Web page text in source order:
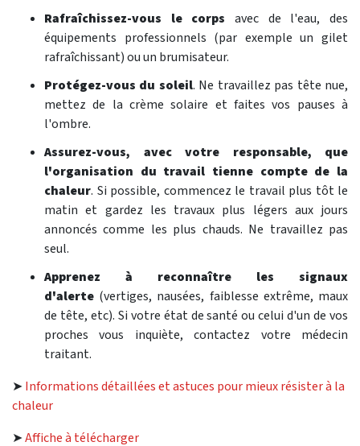
Rafraîchissez-vous le corps avec de l'eau, des
équipements professionnels (par exemple un gilet
rafraîchissant) ou un brumisateur.
Protégez-vous du soleil. Ne travaillez pas tête nue,
mettez de la crème solaire et faites vos pauses à
l'ombre.
Assurez-vous, avec votre responsable, que
l'organisation du travail tienne compte de la
chaleur. Si possible, commencez le travail plus tôt le
matin et gardez les travaux plus légers aux jours
annoncés comme les plus chauds. Ne travaillez pas
seul.
Apprenez à reconnaître les signaux
d'alerte (vertiges, nausées, faiblesse extrême, maux
de tête, etc). Si votre état de santé ou celui d'un de vos
proches vous inquiète, contactez votre médecin
traitant.
➤ Informations détaillées et astuces pour mieux résister à la
chaleur
➤Affiche à télécharger